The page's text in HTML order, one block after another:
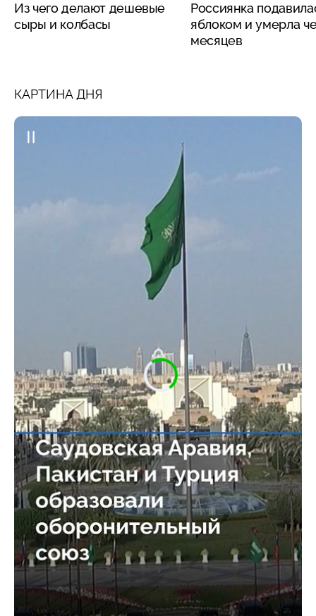
Из чего делают дешевые
сыры и колбасы
Россиянка
яблоком и умерла
месяцев
КАРТИНА ДНЯ